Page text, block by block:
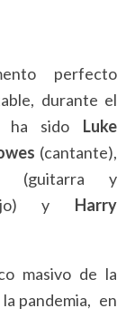
perfecto
durante el
ha sido Luke
(cantante),
(guitarra y
y Harry
masivo de la
pandemia, en